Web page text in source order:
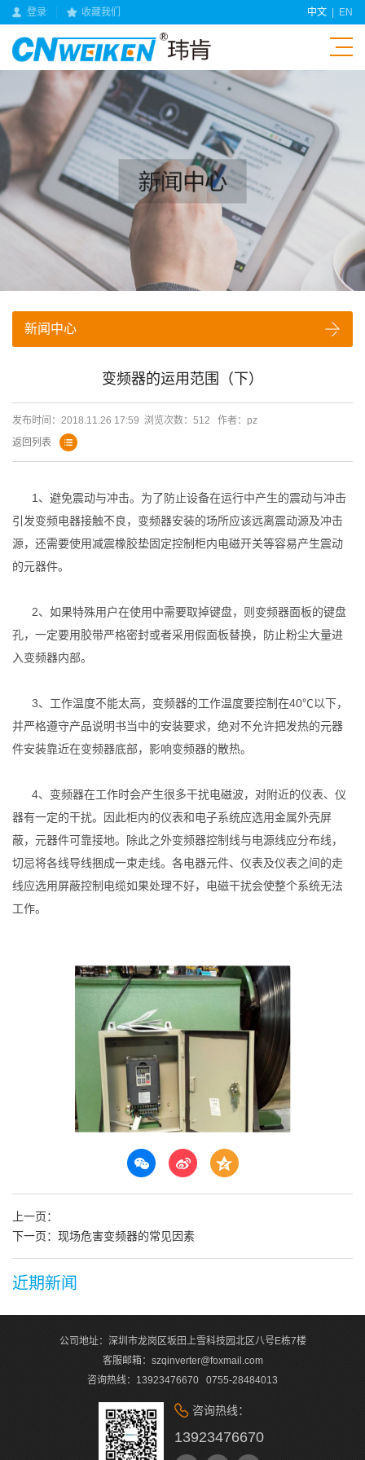
登录 中文 EN
收藏我们
新闻中心
变频器的运用范围（下）
发布时间：2018.11.26 17:59 浏览次数： 512 作者：pz
返回列表
1、避免震动与冲击。为了防止设备在运行中产生的震动与冲击
引发变频电器接触不良，变频器安装的场所应该远离震动源及冲击
源，还需要使用减震橡胶垫固定控制柜内电磁开关等容易产生震动
的元器件。
2、如果特殊用户在使用中需要取掉键盘，则变频器面板的键盘
孔，一定要用胶带严格密封或者采用假面板替换，防止粉尘大量进
入变频器内部。
3、工作温度不能太高，变频器的工作温度要控制在40℃以下，
并严格遵守产品说明书当中的安装要求，绝对不允许把发热的元器
件安装靠近在变频器底部，影响变频器的散热。
4、变频器在工作时会产生很多干扰电磁波，对附近的仪表、仪
器有一定的干扰。因此柜内的仪表和电子系统应选用金属外壳屏
蔽，元器件可靠接地。除此之外变频器控制线与电源线应分布线，
切忌将各线导线捆成一束走线。各电器元件、仪表及仪表之间的走
线应选用屏蔽控制电缆如果处理不好，电磁干扰会使整个系统无法
工作。
上一页：
下一页：现场危害变频器的常见因素
近期新闻
公司地址：深圳市龙岗区坂田上雪科技园北区八号E栋7楼
客服邮箱：szqinverter@foxmail.com
咨询热线：13923476670 0755-28484013
咨询热线：
13923476670